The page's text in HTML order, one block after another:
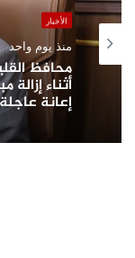
الأخبار
منذ يوم واحد
محافظ
أثناء
إعانة